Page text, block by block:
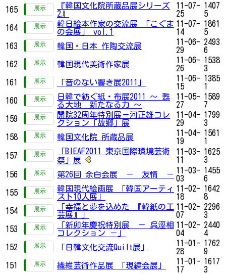
165
『韓国文化院所蔵品展シリーズ
2』
11-07-
25
1407
5
164
韓日絵本作家の交流展 「こぐま
の会展」 vol.1
11-07-
14
1861
5
163
韓国・日本 作陶交流展
11-06-
29
2493
6
162
韓国現代美術作家展
11-06-
26
1538
3
161
「音のない響き展2011」
11-06-
15
1385
1
160
日韓で紡ぐ紙・布展2011 ～ 甦
る大地 新たなる力 ～
11-05-
27
1589
7
159
開院32周年特別展－河正雄コレ
クション「故郷」展
11-04-
29
1799
3
158
韓国文化院 所蔵品展
11-04-
19
1561
1
157
「BIEAF2011 東京国際環境芸術
祭」展
11-03-
11
1625
3
156
第26回 余白会展 － 友情 － 11-03-
03
1455
6
155
韓国現代絵画展 「韓国アーティ
スト10人展」
11-02-
18
1642
8
154
「幸福と夢を込めた 『韓紙の工
芸展』」
11-02-
07
2296
3
153
「新卯年慶祝特別展 － 呉涇相
コレクション －」
11-02-
04
2440
4
152
「日韓文化交流Quilt展」
11-01-
28
1762
9
151
繊維芸術作品展 「現繍会展」
11-01-
17
1617
3